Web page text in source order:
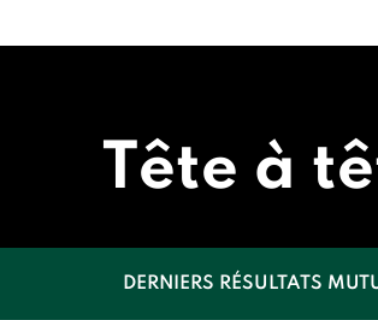
Tête à
DERNIERS RÉSULTATS